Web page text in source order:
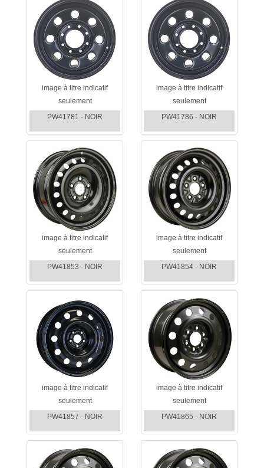
image à titre indicatif
seulement
PW41781 - NOIR
image à titre indicatif
seulement
PW41786 - NOIR
image à titre indicatif
seulement
PW41853 - NOIR
image à titre indicatif
seulement
PW41854 - NOIR
image à titre indicatif
seulement
PW41857 - NOIR
image à titre indicatif
seulement
PW41865 - NOIR